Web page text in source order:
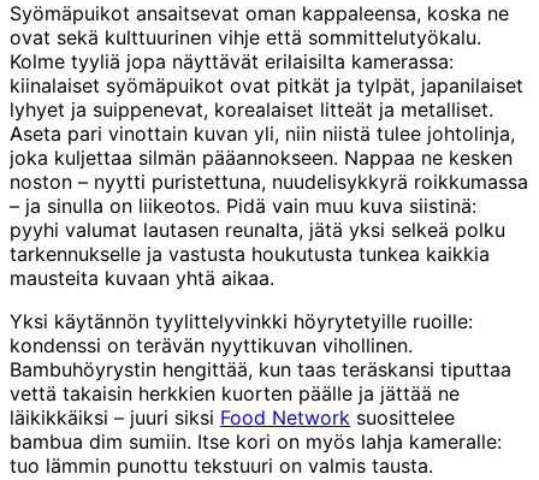
Syömäpuikot ansaitsevat oman kappaleensa, koska ne
ovat sekä kulttuurinen vihje että sommittelutyökalu.
Kolme tyyliä jopa näyttävät erilaisilta kamerassa:
kiinalaiset syömäpuikot ovat pitkät ja tylpät, japanilaiset
lyhyet ja suippenevat, korealaiset litteät ja metalliset.
Aseta pari vinottain kuvan yli, niin niistä tulee johtolinja,
joka kuljettaa silmän pääannokseen. Nappaa ne kesken
noston – nyytti puristettuna, nuudelisykkyrä roikkumassa
– ja sinulla on liikeotos. Pidä vain muu kuva siistinä:
pyyhi valumat lautasen reunalta, jätä yksi selkeä polku
tarkennukselle ja vastusta houkutusta tunkea kaikkia
mausteita kuvaan yhtä aikaa.
Yksi käytännön tyylittelyvinkki höyrytetyille ruoille:
kondenssi on terävän nyyttikuvan vihollinen.
Bambuhöyrystin hengittää, kun taas teräskansi tiputtaa
vettä takaisin herkkien kuorten päälle ja jättää ne
läikikkäiksi – juuri siksi Food Network suosittelee
bambua dim sumiin. Itse kori on myös lahja kameralle:
tuo lämmin punottu tekstuuri on valmis tausta.